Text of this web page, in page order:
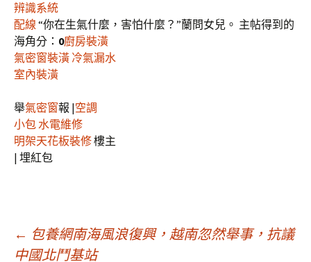
辨識系統
配線 “你在生氣什麼，害怕什麼？”蘭問女兒。 主帖得到的
海角分： 0廚房裝潢
氣密窗裝潢 冷氣漏水
室內裝潢
舉氣密窗報 |空調
小包水電維修
明架天花板裝修樓主
| 埋紅包
文
← 包養網南海風浪復興，越南忽然舉事，抗議
中國北鬥基站